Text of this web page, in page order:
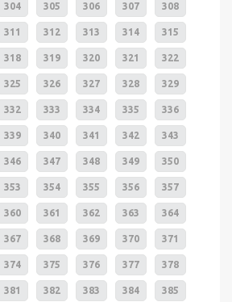
304 305 306 307 308
311 312 313 314 315
318 319 320 321 322
325 326 327 328 329
332 333 334 335 336
339 340 341 342 343
346 347 348 349 350
353 354 355 356 357
360 361 362 363 364
367 368 369 370 371
374 375 376 377 378
381 382 383 384 385